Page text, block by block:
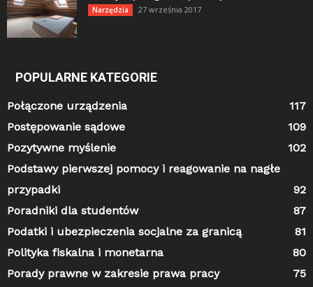
Narzędzia 27 września 2017
POPULARNE KATEGORIE
Połączone urządzenia
117
Postępowanie sądowe
109
Pozytywne myślenie
102
Podstawy pierwszej pomocy i reagowanie na nagłe
przypadki
92
Poradniki dla studentów
87
Podatki i ubezpieczenia socjalne za granicą
81
Polityka fiskalna i monetarna
80
Porady prawne w zakresie prawa pracy
75